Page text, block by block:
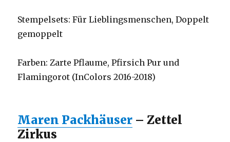
Stempelsets: Für Lieblingsmenschen, Doppelt
gemoppelt
Farben: Zarte Pflaume, Pfirsich Pur und
Flamingorot (InColors 2016-2018)
Maren Packhäuser – Zettel
Zirkus